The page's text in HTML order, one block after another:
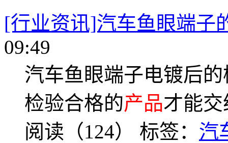
[行业资讯]汽车鱼眼端子
09:49
汽车鱼眼端子电镀后
检验合格的产品才能
阅读（124） 标签： 汽